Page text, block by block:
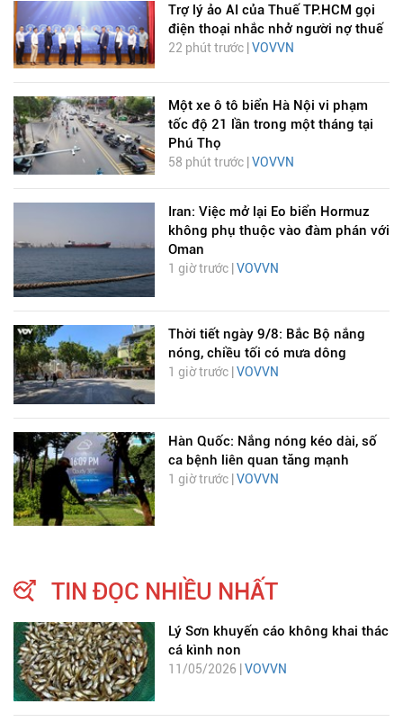
Trợ lý ảo AI của Thuế TP.HCM gọi
điện thoại nhắc nhở người nợ thuế
22 phút trước |VOVVN
Một xe ô tô biển Hà Nội vi phạm
tốc độ 21 lần trong một tháng tại
Phú Thọ
58 phút trước | VOVVN
Iran: Việc mở lại Eo biển Hormuz
không phụ thuộc vào đàm phán với
Oman
1 giờ trước | VOVVN
Thời tiết ngày 9/8: Bắc Bộ nắng
nóng, chiều tối có mưa dông
1 giờ trước | VOVVN
Hàn Quốc: Nắng nóng kéo dài, số
ca bệnh liên quan tăng mạnh
1 giờ trước | VOVVN
TIN ĐỌC NHIỀU NHẤT
Lý Sơn khuyến cáo không khai thác
cá kình non
11/05/2026 | VOVVN